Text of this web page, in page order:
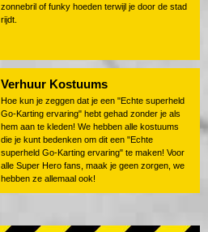
zonnebril of funky hoeden terwijl je door de stad
rijdt.
Verhuur Kostuums
Hoe kun je zeggen dat je een "Echte superheld
Go-Karting ervaring" hebt gehad zonder je als
hem aan te kleden! We hebben alle kostuums
die je kunt bedenken om dit een "Echte
superheld Go-Karting ervaring" te maken! Voor
alle Super Hero fans, maak je geen zorgen, we
hebben ze allemaal ook!